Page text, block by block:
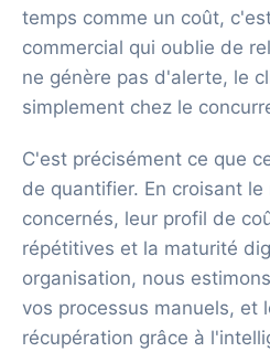
temps comme un coût,
commercial qui oublie de
ne génère pas d'alerte, le
simplement chez le
C'est précisément ce que
de quantifier. En croisant
concernés, leur profil de
répétitives et la maturité
organisation, nous
vos processus manuels, et
récupération grâce à